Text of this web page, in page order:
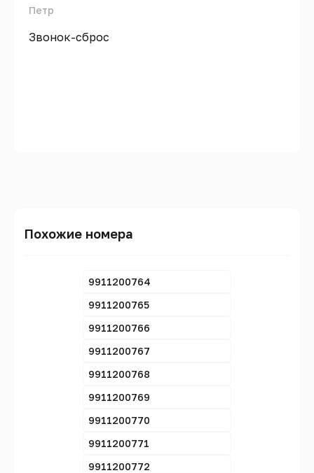
Петр
Звонок-сброс
Похожие номера
9911200764
9911200765
9911200766
9911200767
9911200768
9911200769
9911200770
9911200771
9911200772